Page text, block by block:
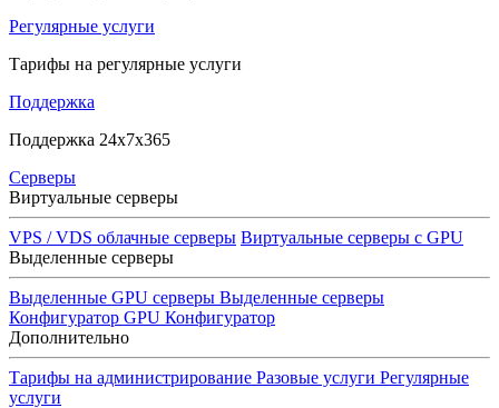
Регулярные услуги
Тарифы на регулярные услуги
Поддержка
Поддержка 24x7x365
Серверы
Виртуальные серверы
VPS / VDS облачные серверы Виртуальные серверы с GPU
Выделенные серверы
Выделенные GPU серверы Выделенные серверы
Конфигуратор GPU Конфигуратор
Дополнительно
Тарифы на администрирование Разовые услуги Регулярные
услуги